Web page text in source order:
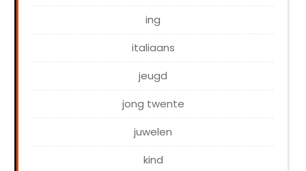
ing
italiaans
jeugd
jong twente
juwelen
kind